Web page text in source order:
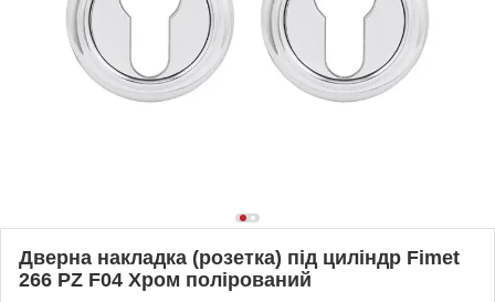
Дверна накладка (розетка) під циліндр Fimet
266 PZ F04 Хром полірований